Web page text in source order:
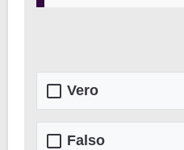
Vero
Falso